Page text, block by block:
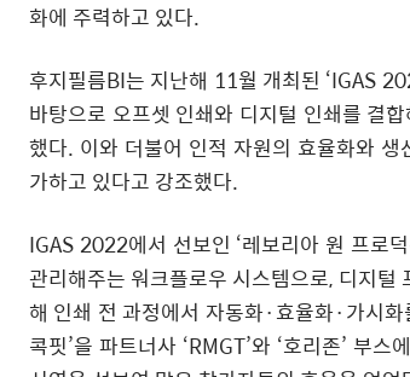
화에 주력하고 있다.
후지필름BI는 지난해 11월 개최된 ‘IGAS
바탕으로 오프셋 인쇄와 디지털 인쇄를 결
했다. 이와 더불어 인적 자원의 효율화와
가하고 있다고 강조했다.
IGAS 2022에서 선보인 ‘레보리아 원 프
관리해주는 워크플로우 시스템으로, 디지
해 인쇄 전 과정에서 자동화·효율화·가시
콕핏’을 파트너사 ‘RMGT’와 ‘호리존’ 부